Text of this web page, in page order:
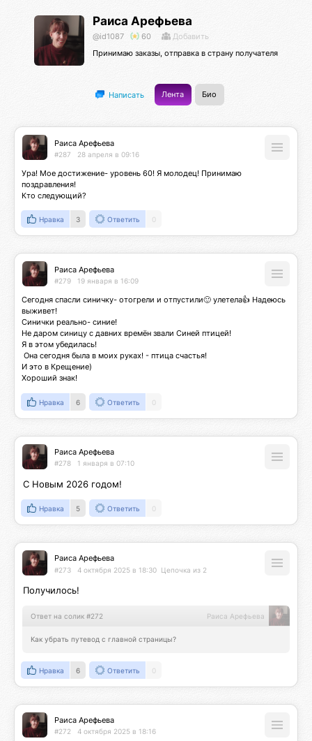
Раиса Арефьева
@id1087 60
Добавить
Принимаю заказы, отправка в страну получателя
Написать Лента Био
Раиса Арефьева
#287 28 апреля в 09:16
Ура! Мое достижение- уровень 60! Я молодец! Принимаю
поздравления!
Кто следующий?
Нравка 3 Ответить 0
Раиса Арефьева
#279 19 января в 16:09
Сегодня спасли синичку- отогрели и отпустили🙂 улетела👍 Надеюсь
выживет!
Синички реально- синие!
Не даром синицу с давних времён звали Синей птицей!
Я в этом убедилась!
И это в Крещение)
Хороший знак!
Нравка 6 Ответить 0
Раиса Арефьева
#278 1 января в 07:10
С Новым 2026 годом!
Нравка 5 Ответить 0
Раиса Арефьева
#273 4 октября 2025 в 18:30 Цепочка из 2
Получилось!
Ответ на солик #272 Раиса Арефьева
Как убрать путевод с главной страницы?
Нравка 6 Ответить 0
Раиса Арефьева
#272 4 октября 2025 в 18:16